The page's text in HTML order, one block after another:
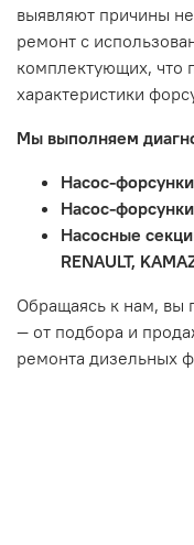
Гарантия не
Истек гарантийный
Товар является
тормозные колодки,
Неисправности
или чрезмерным
Неисправность
впуска/выпуска.
выявляют причины
ремонт с
комплектующих, что
характеристики
Мы выполняем
Насос-
Насос-
Насосные
RENAULT,
Обращаясь к нам, вы
— от подбора и
ремонта дизельных